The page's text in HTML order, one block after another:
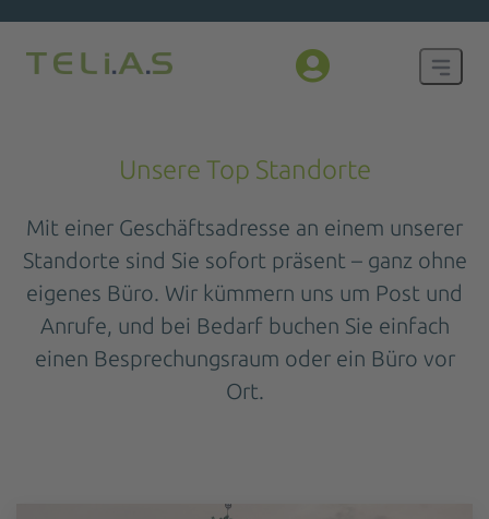
Unsere Top Standorte
Mit einer Geschäftsadresse an einem unserer
Standorte sind Sie sofort präsent – ganz ohne
eigenes Büro. Wir kümmern uns um Post und
Anrufe, und bei Bedarf buchen Sie einfach
einen Besprechungsraum oder ein Büro vor
Ort.